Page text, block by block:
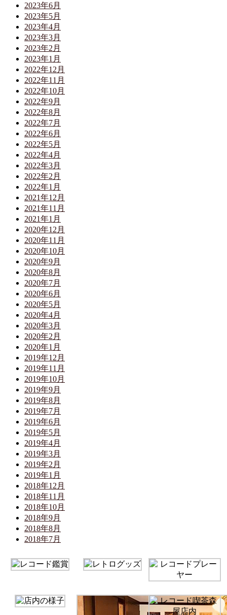
2023年6月
2023年5月
2023年4月
2023年3月
2023年2月
2023年1月
2022年12月
2022年11月
2022年10月
2022年9月
2022年8月
2022年7月
2022年6月
2022年5月
2022年4月
2022年3月
2022年2月
2022年1月
2021年12月
2021年11月
2021年1月
2020年12月
2020年11月
2020年10月
2020年9月
2020年8月
2020年7月
2020年6月
2020年5月
2020年4月
2020年3月
2020年2月
2020年1月
2019年12月
2019年11月
2019年10月
2019年9月
2019年8月
2019年7月
2019年6月
2019年5月
2019年4月
2019年3月
2019年2月
2019年1月
2018年12月
2018年11月
2018年10月
2018年9月
2018年8月
2018年7月